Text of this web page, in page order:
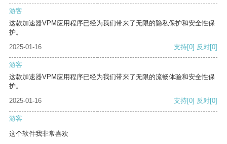
游客
这款加速器VPM应用程序已经为我们带来了无限的隐私保护和安全性保
护。
2025-01-16
支持[0] 反对[0]
游客
这款加速器VPM应用程序已经为我们带来了无限的流畅体验和安全性保
护。
2025-01-16
支持[0] 反对[0]
游客
这个软件我非常喜欢